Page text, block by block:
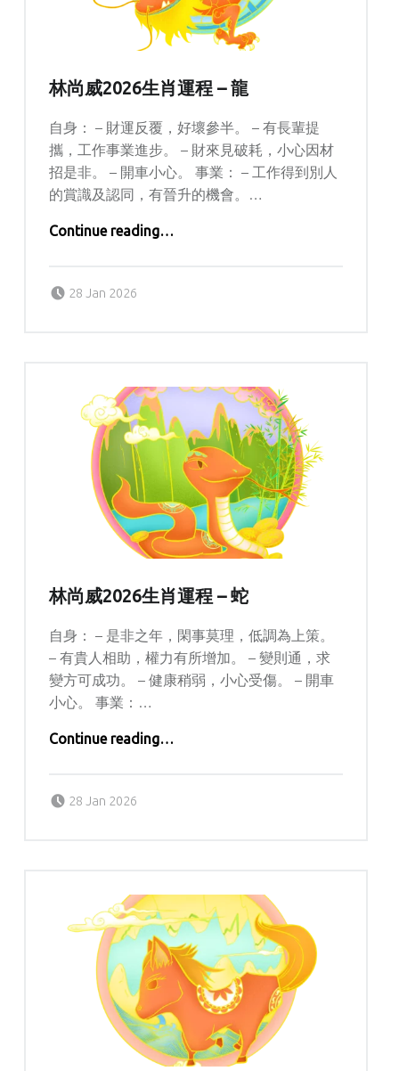
林尚威2026生肖運程 – 龍
自身： – 財運反覆，好壞參半。 – 有長輩提
攜，工作事業進步。 – 財來見破耗，小心因材
招是非。 – 開車小心。 事業： – 工作得到別人
的賞識及認同，有晉升的機會。…
Continue reading“林尚威2026生肖運程 – 龍”
…
28 Jan 2026
林尚威2026生肖運程 – 蛇
自身： – 是非之年，閑事莫理，低調為上策。
– 有貴人相助，權力有所增加。 – 變則通，求
變方可成功。 – 健康稍弱，小心受傷。 – 開車
小心。 事業：…
Continue reading“林尚威2026生肖運程 – 蛇”
…
28 Jan 2026